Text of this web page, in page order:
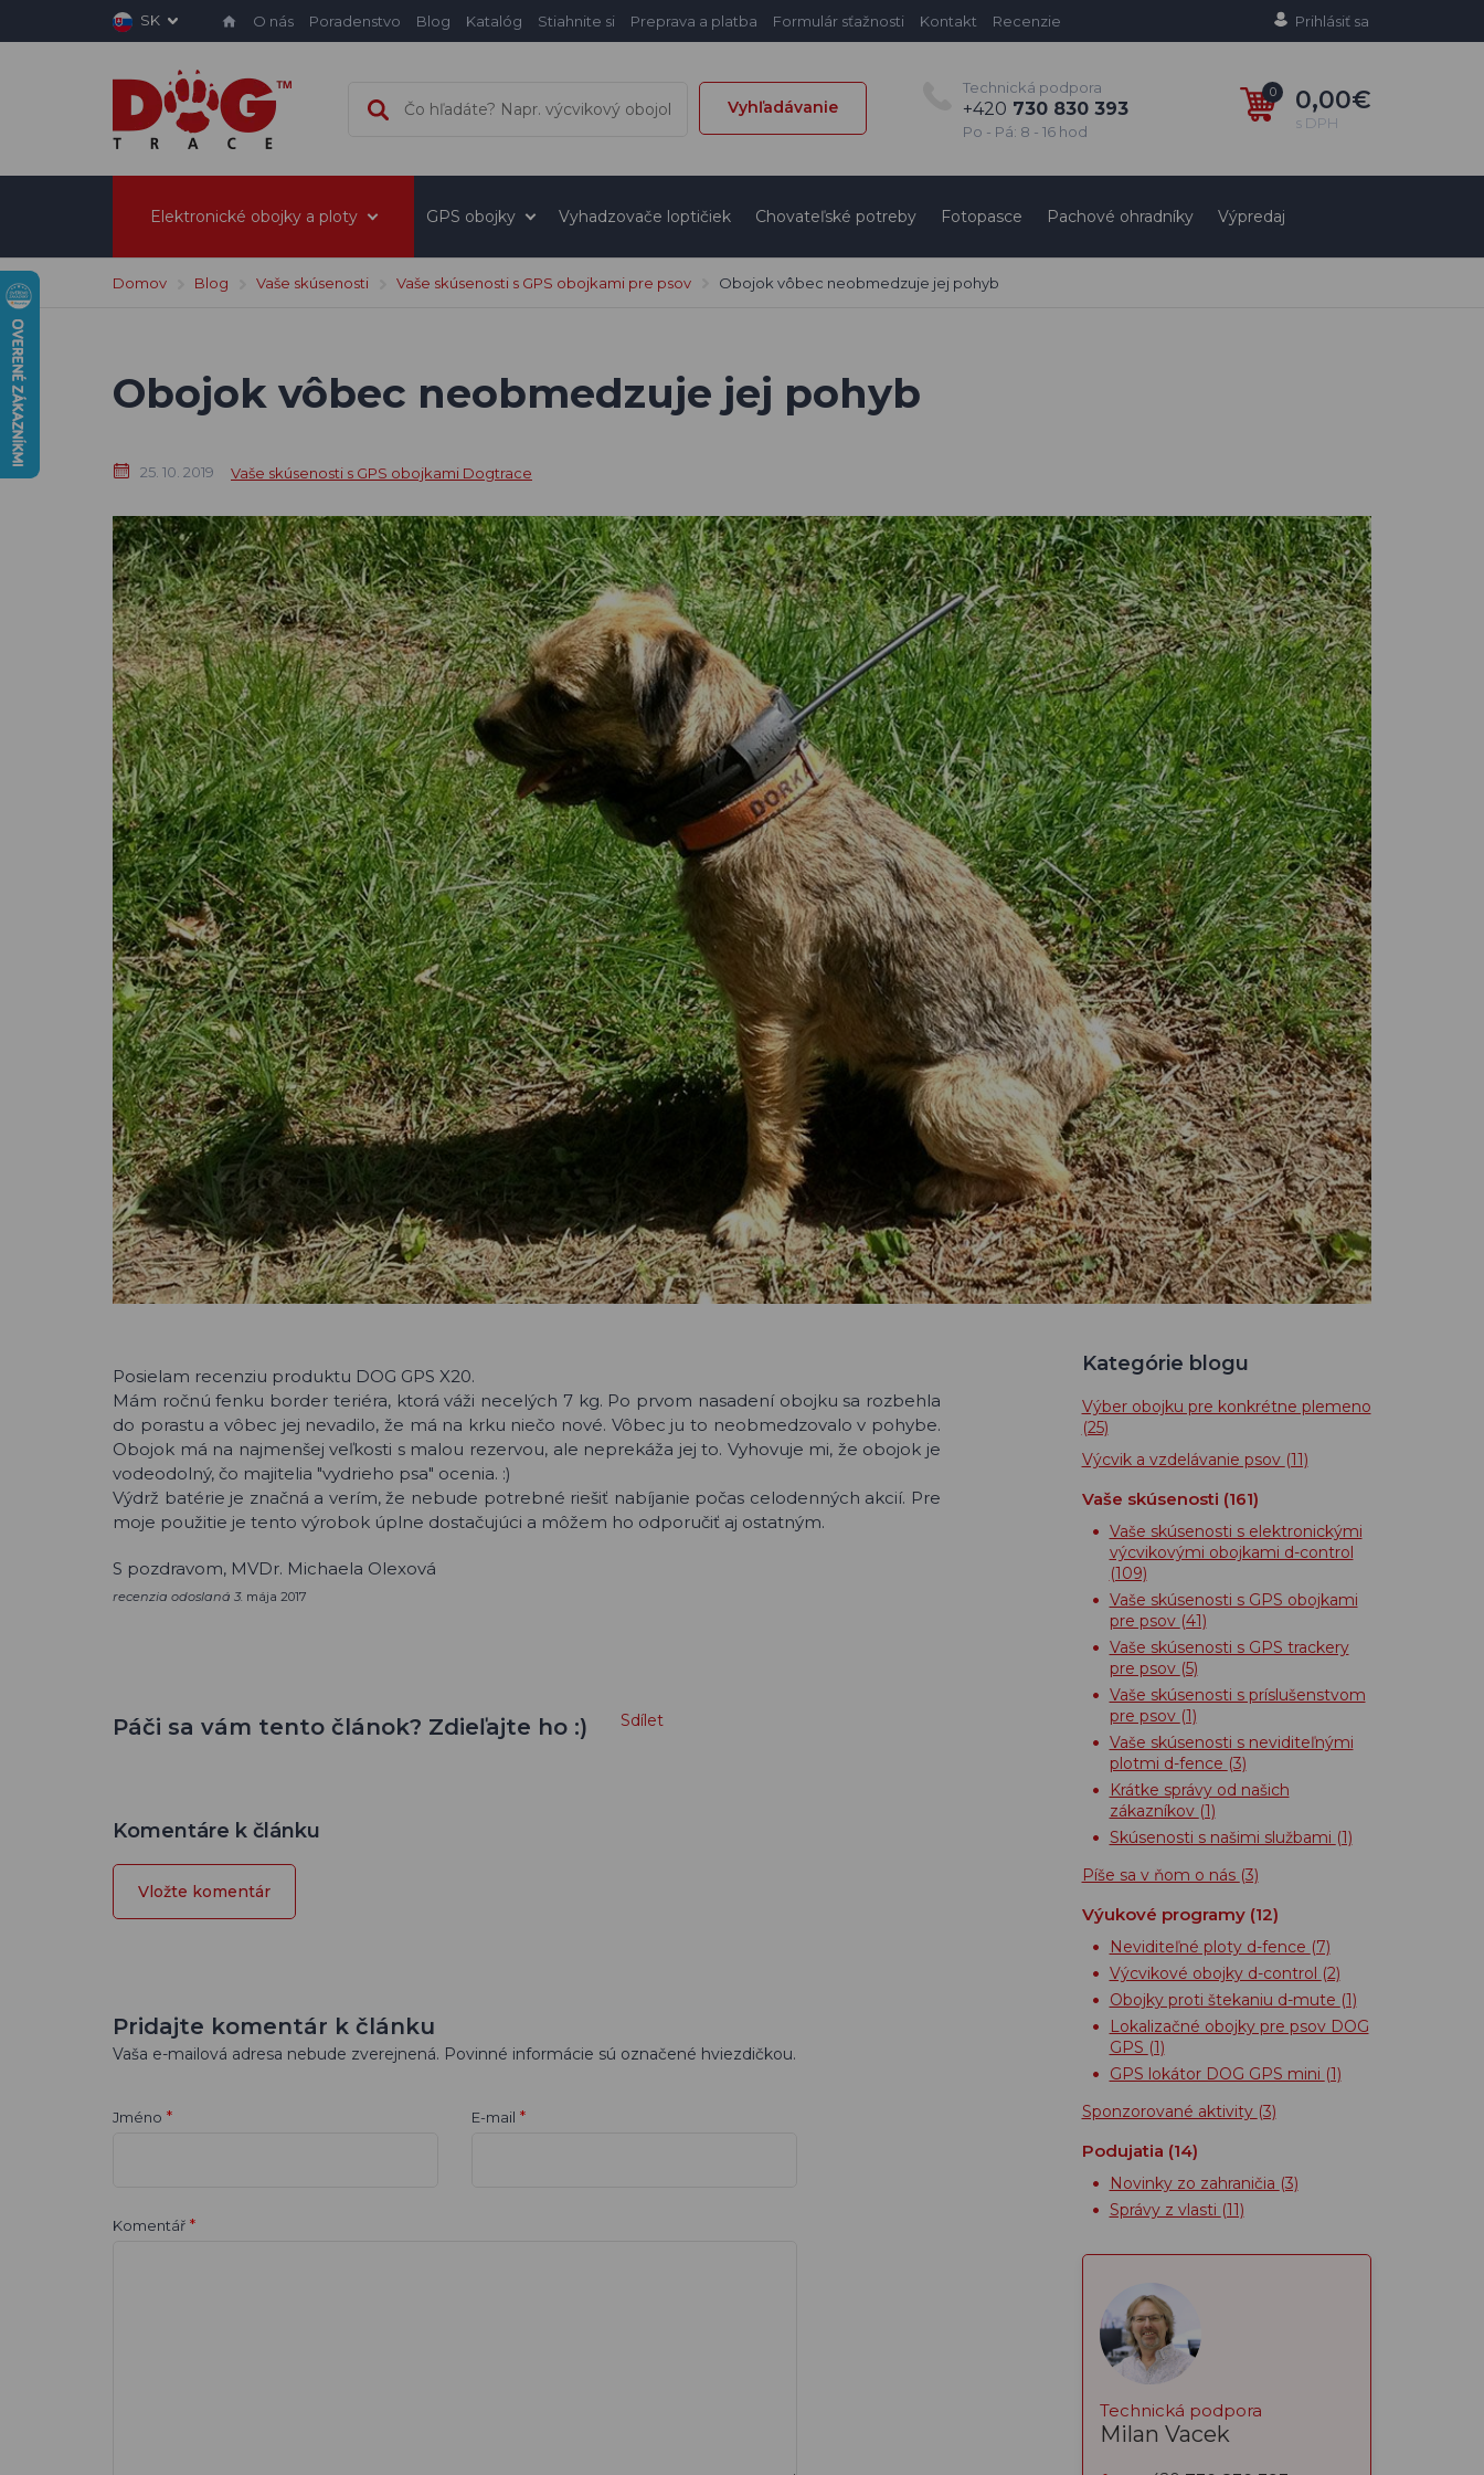
SK O nás Poradenstvo Blog Katalóg Stiahnite si Preprava a platba Formulár sťažnosti Kontakt Recenzie Prihlásiť sa
Vyhľadávanie
Technická podpora
+420 730 830 393
Po - Pá: 8 - 16 hod
0 0,00€
s DPH
Elektronické obojky a ploty GPS obojky Vyhadzovače loptičiek Chovateľské potreby Fotopasce Pachové ohradníky Výpredaj
Domov Blog Vaše skúsenosti Vaše skúsenosti s GPS obojkami pre psov Obojok vôbec neobmedzuje jej pohyb
Obojok vôbec neobmedzuje jej pohyb
25. 10. 2019 Vaše skúsenosti s GPS obojkami Dogtrace
Posielam recenziu produktu DOG GPS X20.
Mám ročnú fenku border teriéra, ktorá váži necelých 7 kg. Po prvom nasadení obojku sa rozbehla
do porastu a vôbec jej nevadilo, že má na krku niečo nové. Vôbec ju to neobmedzovalo v pohybe.
Obojok má na najmenšej veľkosti s malou rezervou, ale neprekáža jej to. Vyhovuje mi, že obojok je
vodeodolný, čo majitelia "vydrieho psa" ocenia. :)
Výdrž batérie je značná a verím, že nebude potrebné riešiť nabíjanie počas celodenných akcií. Pre
moje použitie je tento výrobok úplne dostačujúci a môžem ho odporučiť aj ostatným.
S pozdravom, MVDr. Michaela Olexová
recenzia odoslaná 3. mája 2017
Páči sa vám tento článok? Zdieľajte ho :) Sdílet
Komentáre k článku
Vložte komentár
Pridajte komentár k článku
Vaša e-mailová adresa nebude zverejnená. Povinné informácie sú označené hviezdičkou.
Jméno * E-mail *
Komentář *
Kategórie blogu
Výber obojku pre konkrétne plemeno
(25)
Výcvik a vzdelávanie psov (11)
Vaše skúsenosti (161)
Vaše skúsenosti s elektronickými
výcvikovými obojkami d-control
(109)
Vaše skúsenosti s GPS obojkami
pre psov (41)
Vaše skúsenosti s GPS trackery
pre psov (5)
Vaše skúsenosti s príslušenstvom
pre psov (1)
Vaše skúsenosti s neviditeľnými
plotmi d-fence (3)
Krátke správy od našich
zákazníkov (1)
Skúsenosti s našimi službami (1)
Píše sa v ňom o nás (3)
Výukové programy (12)
Neviditeľné ploty d-fence (7)
Výcvikové obojky d-control (2)
Obojky proti štekaniu d-mute (1)
Lokalizačné obojky pre psov DOG
GPS (1)
GPS lokátor DOG GPS mini (1)
Sponzorované aktivity (3)
Podujatia (14)
Novinky zo zahraničia (3)
Správy z vlasti (11)
Technická podpora
Milan Vacek